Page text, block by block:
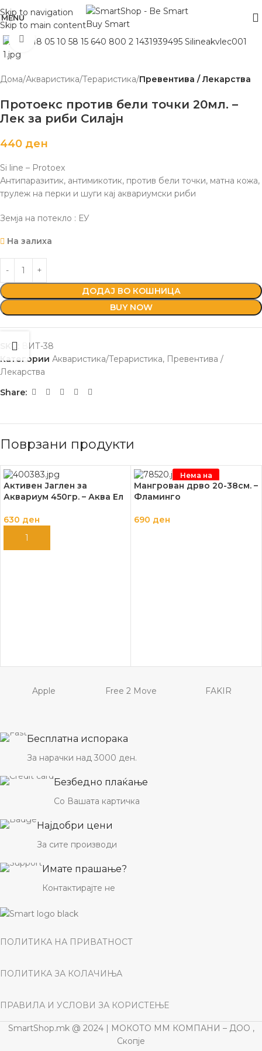
Skip to navigation
Skip to main content
MENU
Click to enlarge
Дома Акваристика/Тераристика Превентива / Лекарства
Протоекс против бели точки 20мл. –
Лек за риби Силајн
440 ден
Si line – Protoex
Антипаразитик, антимикотик, против бели точки, матна кожа,
трулеж на перки и шуги кај аквариумски риби
Земја на потекло : ЕУ
На залиха
ДОДАЈ ВО КОШНИЦА
BUY NOW
SKU:
ВИТ-38
Категории Акваристика/Тераристика, Превентива /
Лекарства
Share:
Поврзани продукти
Активен Јаглен за
Аквариум 450гр. – Аква Ел
630 ден
ДОДАЈ ВО КОШНИЦА
Нема на
залиха
Мангрован дрво 20-38см. –
Фламинго
690 ден
Apple Free 2 Move FAKIR
Бесплатна испорака
За нарачки над 3000 ден.
Безбедно плаќање
Со Вашата картичка
Најдобри цени
За сите производи
Имате прашање?
Контактирајте не
ПОЛИТИКА НА ПРИВАТНОСТ
ПОЛИТИКА ЗА КОЛАЧИЊА
ПРАВИЛА И УСЛОВИ ЗА КОРИСТЕЊЕ
SmartShop.mk @ 2024 | МОКОТО ММ КОМПАНИ – ДОО ,
Скопје